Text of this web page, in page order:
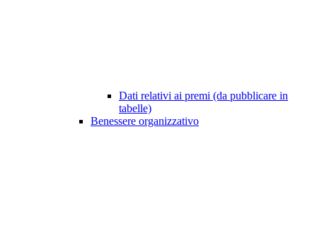
Dati relativi ai premi (da pubblicare in
tabelle)
Benessere organizzativo